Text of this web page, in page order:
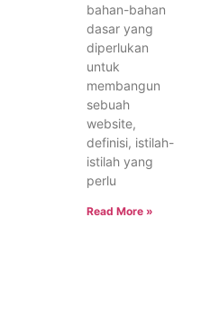
bahan-bahan
dasar yang
diperlukan
untuk
membangun
sebuah
website,
definisi, istilah-
istilah yang
perlu
Read More »